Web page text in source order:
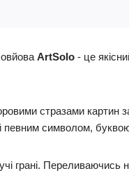
ArtSolo - це
стразами картин
певним символом,
грані. Переливаючись